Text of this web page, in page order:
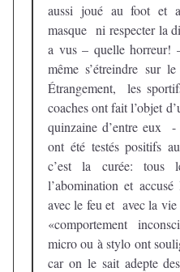
aussi joué au foot et
masque ni respecter la
a vus – quelle horreur!
même s’étreindre sur
Étrangement, les
coaches ont fait l’objet
quinzaine d’entre eux
ont été testés positifs
c’est la curée: tous
l’abomination et
avec le feu et avec la vie
«comportement
micro ou à stylo ont
car on le sait adepte